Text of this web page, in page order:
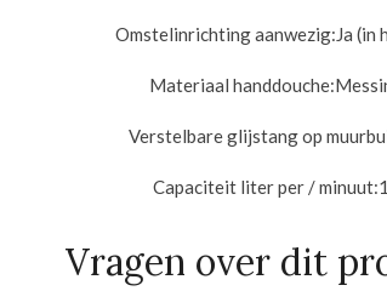
Omstelinrichting aanwezig:Ja (in
Materiaal handdouche:
Verstelbare glijstang op
Capaciteit liter per / minuut:
Vragen over dit